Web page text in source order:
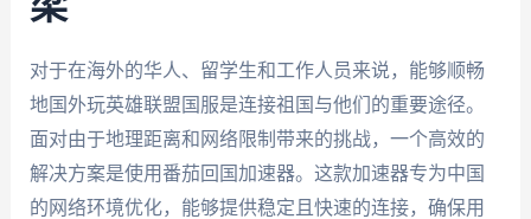
对于在海外的华人、留学生和工作人员来说，能够顺畅
地国外玩英雄联盟国服是连接祖国与他们的重要途径。
面对由于地理距离和网络限制带来的挑战，一个高效的
解决方案是使用番茄回国加速器。这款加速器专为中国
的网络环境优化，能够提供稳定且快速的连接，确保用